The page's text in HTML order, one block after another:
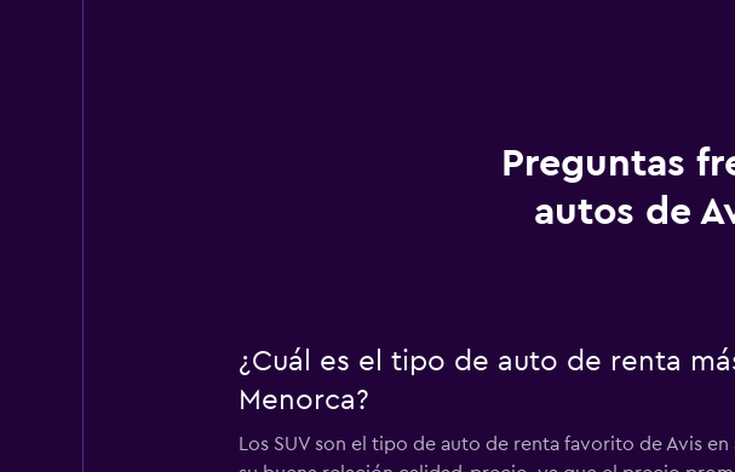
Preguntas
autos de
¿Cuál es el tipo de auto de renta
Menorca?
Los SUV son el tipo de auto de renta favorito de Avis